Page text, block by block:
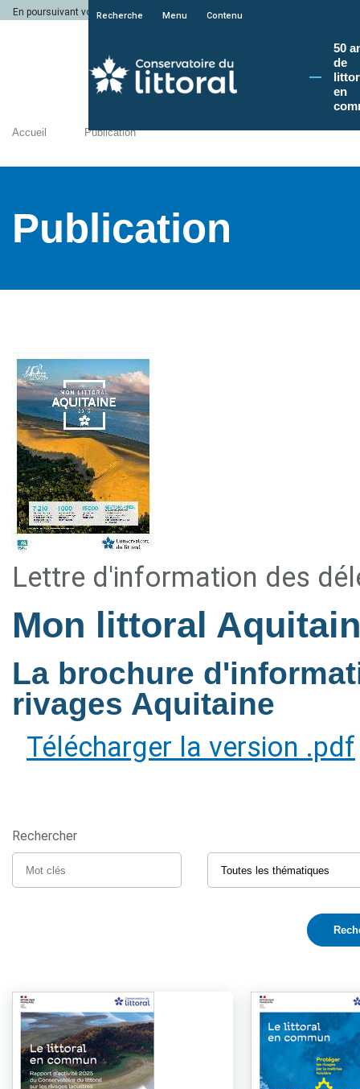
En poursuivant votre navigation sur le site du Conservatoire du littoral, vous
Recherche Menu Contenu
50
de
en
Accueil Publication
Publication
Lettre d'information des
Mon littoral
La brochure
rivages Aquitaine
Télécharger la version .pdf
Rechercher